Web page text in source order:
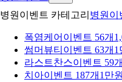
병원이벤트 카테고리 병원이
폭염케어 이벤트 56개
썸머뷰티 이벤트 63개 1
라스트찬스이벤트 59개
치아이벤트 187개 1만